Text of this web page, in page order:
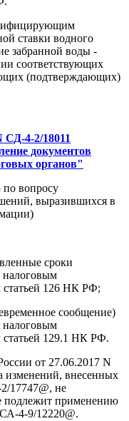
ставки водного
забранной воды -
соответствующих
(подтверждающих)
4-2/18011
документов
органов"
вопросу
выразившихся в
сроки
налоговым
126 НК РФ;
сообщение)
налоговым
129.1 НК РФ.
от 27.06.2017 N
изменений, внесенных
17747@, не
подлежит применению
4-9/12220@.